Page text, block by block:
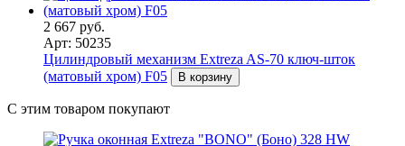
2 667 руб.
Арт: 50235
Цилиндровый механизм Extreza AS-70 ключ-шток
(матовый хром) F05
В корзину
С этим товаром покупают